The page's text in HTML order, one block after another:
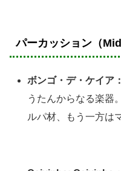
パーカッション（Mid
ボンゴ・デ・ケイア：
うたんからなる楽器
ルパ材、もう一方は